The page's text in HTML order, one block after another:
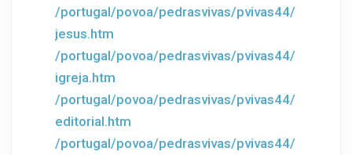
/portugal/povoa/pedrasvivas/pvivas44/
jesus.htm
/portugal/povoa/pedrasvivas/pvivas44/
igreja.htm
/portugal/povoa/pedrasvivas/pvivas44/
editorial.htm
/portugal/povoa/pedrasvivas/pvivas44/